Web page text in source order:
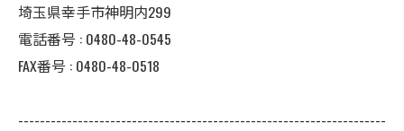
埼玉県幸手市神明内299
電話番号 : 0480-48-0545
FAX番号 : 0480-48-0518
--------------------------------------------------------------------